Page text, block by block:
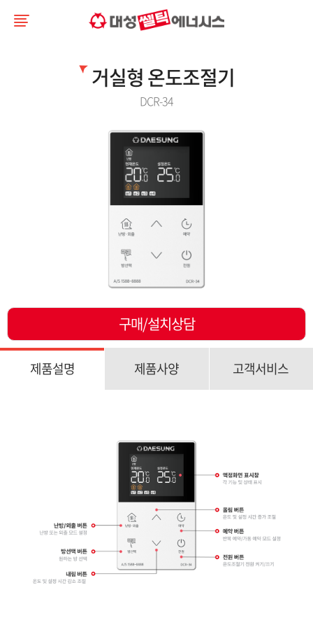
거실형 온도조절기
DCR-34
구매/설치상담
제품설명 제품사양 고객서비스